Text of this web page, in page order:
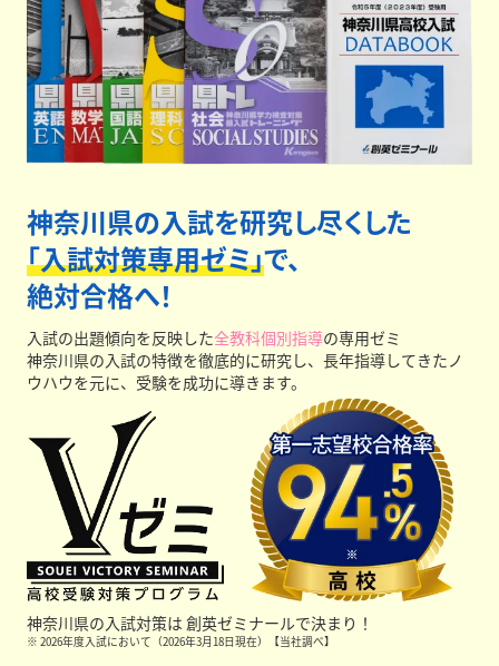
神奈川県の入試を研究し尽くした
「入試対策専用ゼミ」で、
絶対合格へ！
入試の出題傾向を反映した全教科個別指導の専用ゼミ
神奈川県の入試の特徴を徹底的に研究し、長年指導してきたノ
ウハウを元に、受験を成功に導きます。
神奈川県の入試対策は 創英ゼミナールで決まり！
※ 2026年度入試において（2026年3月18日現在）【当社調べ】